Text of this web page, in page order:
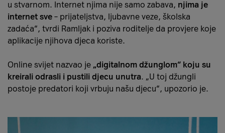
u stvarnom. Internet njima nije samo zabava, njima je
internet sve – prijateljstva, ljubavne veze, školska
zadaća“, tvrdi Ramljak i poziva roditelje da provjere koje
aplikacije njihova djeca koriste.
Online svijet nazvao je „digitalnom džunglom“ koju su
kreirali odrasli i pustili djecu unutra. „U toj džungli
postoje predatori koji vrbuju našu djecu“, upozorio je.